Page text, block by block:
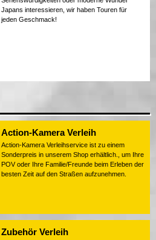
Japans interessieren, wir haben Touren für
jeden Geschmack!
Action-Kamera Verleih
Action-Kamera Verleihservice ist zu einem
Sonderpreis in unserem Shop erhältlich., um Ihre
POV oder Ihre Familie/Freunde beim Erleben der
besten Zeit auf den Straßen aufzunehmen.
Zubehör Verleih